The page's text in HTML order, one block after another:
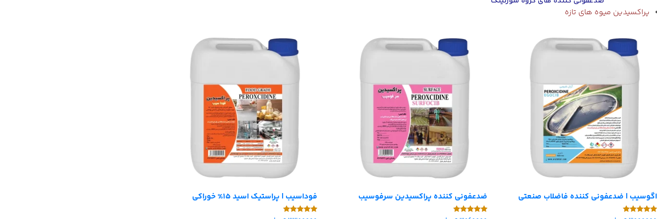
پراکسیدین میوه های تازه
اگوسیب | ضدعفونی کننده فاضلاب صنعتی ضدعفونی کننده پراکسیدین سرفوسیب فوداسیب | پراستیک اسید 15% خوراکی